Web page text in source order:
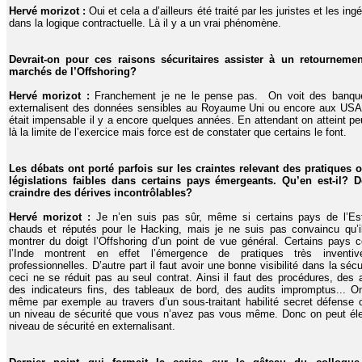
Hervé morizot :Oui et cela a d’ailleurs été traité par les juristes et les
dans la logique contractuelle. Là il y a un vrai phénomène.
Devrait-on pour ces raisons sécuritaires assister à un
marchés de l’Offshoring?
Hervé morizot : Franchement je ne le pense pas. On voit des
externalisent des données sensibles au Royaume Uni ou encore aux
était impensable il y a encore quelques années. En attendant on atteint
là la limite de l’exercice mais force est de constater que certains le font.
Les débats ont porté parfois sur les craintes relevant des pratiques
législations faibles dans certains pays émergeants. Qu’en est-il?
craindre des dérives incontrôlables?
Hervé morizot : Je n’en suis pas sûr, même si certains pays de
chauds et réputés pour le Hacking, mais je ne suis pas convaincu
montrer du doigt l’Offshoring d’un point de vue général. Certains pays
l’Inde montrent en effet l’émergence de pratiques très
professionnelles. D’autre part il faut avoir une bonne visibilité dans la
ceci ne se réduit pas au seul contrat. Ainsi il faut des procédures, des
des indicateurs fins, des tableaux de bord, des audits impromptus...
même par exemple au travers d’un sous-traitant habilité secret défense
un niveau de sécurité que vous n’avez pas vous même. Donc on peut
niveau de sécurité en externalisant.